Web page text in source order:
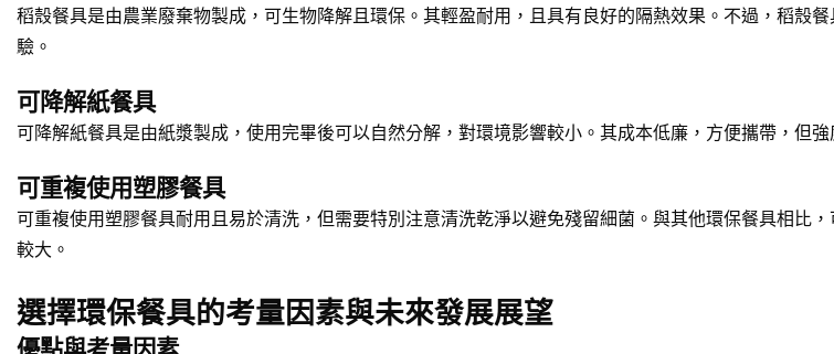
稻殼餐具是由農業廢棄物製成，可生物降解且環保。其輕盈耐用，且具有良好的隔熱效果。不過，稻殼
驗。
可降解紙餐具
可降解紙餐具是由紙漿製成，使用完畢後可以自然分解，對環境影響較小。其成本低廉，方便攜帶，但強
可重複使用塑膠餐具
可重複使用塑膠餐具耐用且易於清洗，但需要特別注意清洗乾淨以避免殘留細菌。與其他環保餐具相比
較大。
選擇環保餐具的考量因素與未來發展展望